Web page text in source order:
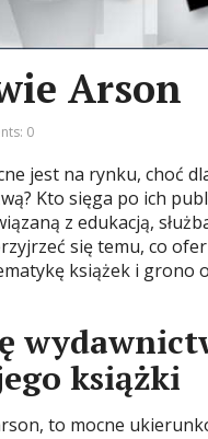
Arson
0
jest na rynku, choć
Kto sięga po ich
z edukacją,
się temu, co
książek i grono
książki
to mocne